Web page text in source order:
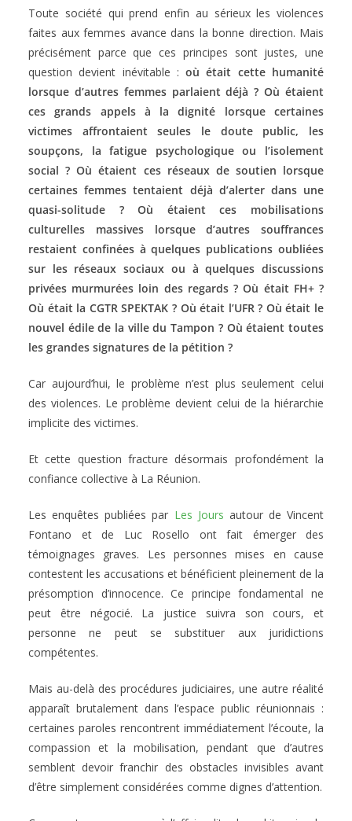
Toute société qui prend enfin au sérieux les violences
faites aux femmes avance dans la bonne direction. Mais
précisément parce que ces principes sont justes, une
question devient inévitable :où était cette humanité
lorsque d’autres femmes parlaient déjà ? Où étaient
ces grands appels à la dignité lorsque certaines
victimes affrontaient seules le doute public, les
soupçons, la fatigue psychologique ou l’isolement
social ? Où étaient ces réseaux de soutien lorsque
certaines femmes tentaient déjà d’alerter dans une
quasi-solitude ? Où étaient ces mobilisations
culturelles massives lorsque d’autres souffrances
restaient confinées à quelques publications oubliées
sur les réseaux sociaux ou à quelques discussions
privées murmurées loin des regards ? Où était FH+ ?
Où était la CGTR SPEKTAK ? Où était l’UFR ? Où était le
nouvel édile de la ville du Tampon ? Où étaient toutes
les grandes signatures de la pétition ?
Car aujourd’hui, le problème n’est plus seulement celui
des violences. Le problème devient celui de la hiérarchie
implicite des victimes.
Et cette question fracture désormais profondément la
confiance collective à La Réunion.
Les enquêtes publiées par Les Jours autour de Vincent
Fontano et de Luc Rosello ont fait émerger des
témoignages graves. Les personnes mises en cause
contestent les accusations et bénéficient pleinement de la
présomption d’innocence. Ce principe fondamental ne
peut être négocié. La justice suivra son cours, et
personne ne peut se substituer aux juridictions
compétentes.
Mais au-delà des procédures judiciaires, une autre réalité
apparaît brutalement dans l’espace public réunionnais :
certaines paroles rencontrent immédiatement l’écoute, la
compassion et la mobilisation, pendant que d’autres
semblent devoir franchir des obstacles invisibles avant
d’être simplement considérées comme dignes d’attention.